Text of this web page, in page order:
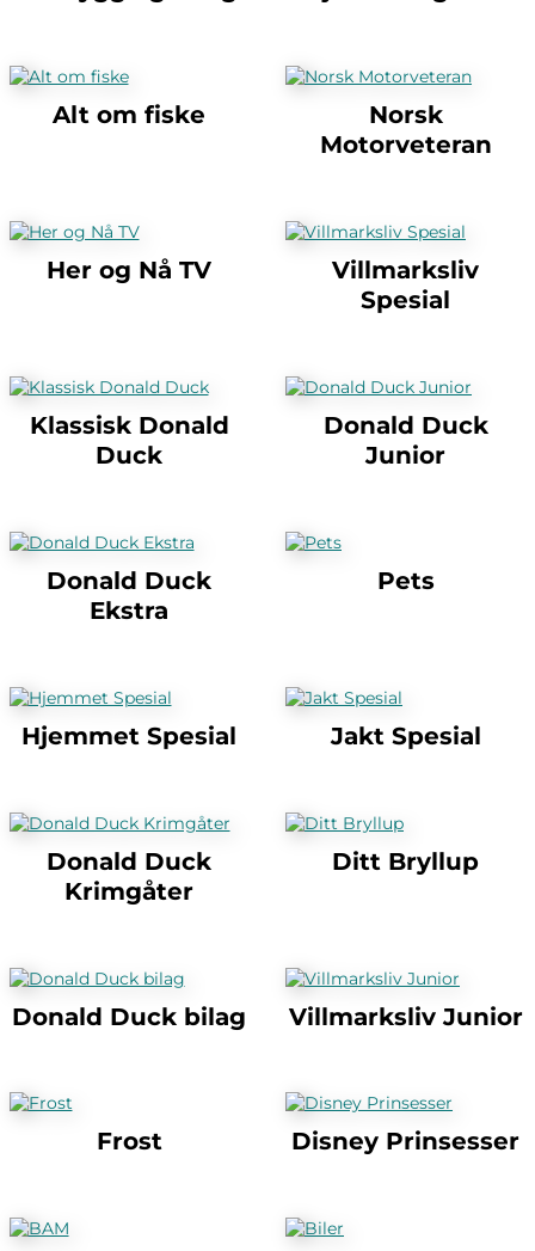
Alt om fiske
Norsk
Motorveteran
Her og Nå TV
Villmarksliv
Spesial
Klassisk Donald
Duck
Donald Duck
Junior
Donald Duck
Ekstra
Pets
Hjemmet Spesial Jakt Spesial
Donald Duck
Krimgåter
Ditt Bryllup
Donald Duck bilag Villmarksliv Junior
Frost Disney Prinsesser